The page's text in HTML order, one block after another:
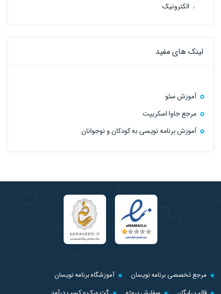
الکترونیک
لینک های مفید
آموزش سئو
مرجع جاوا اسکریپت
آموزش برنامه نویسی به کودکان و نوجوانان
مرجع تخصصی برنامه نویسان
آموزشگاه برنامه نویسان